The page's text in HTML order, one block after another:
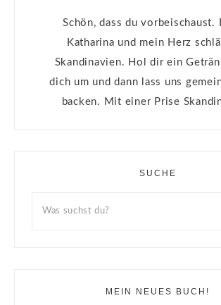
Schön, dass du vorbeischaust.
Katharina und mein Herz
Skandinavien. Hol dir ein
dich um und dann lass uns
backen. Mit einer Prise
SUCHE
MEIN NEUES BUCH!